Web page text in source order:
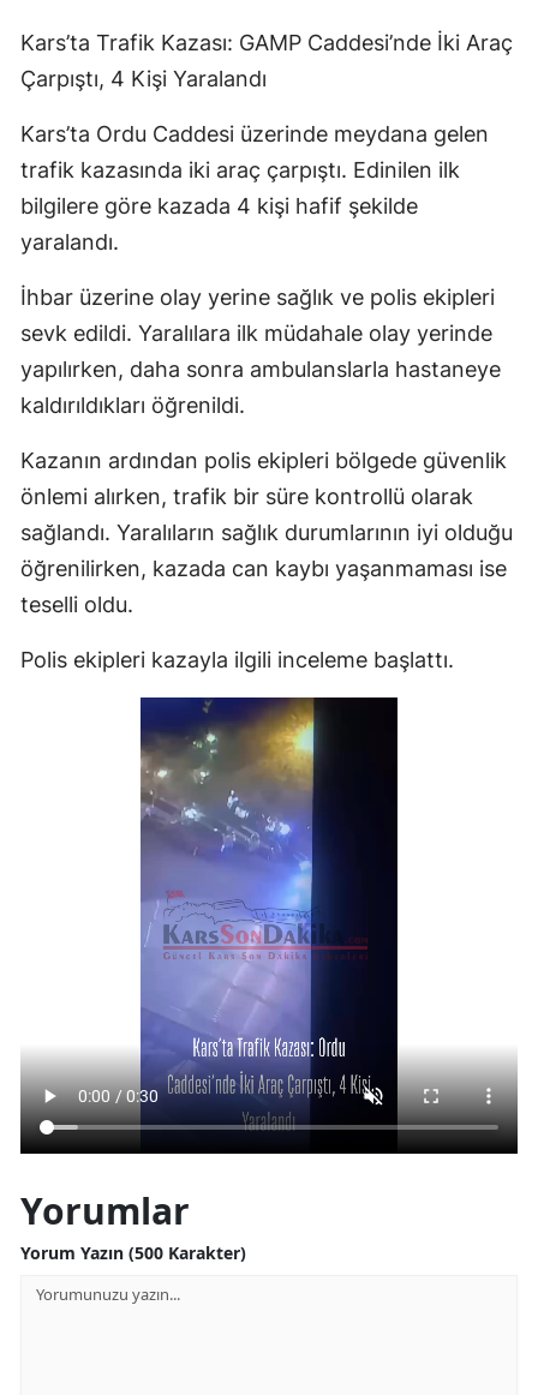
Kars’ta Trafik Kazası: GAMP Caddesi’nde İki Araç
Çarpıştı, 4 Kişi Yaralandı
Kars’ta Ordu Caddesi üzerinde meydana gelen
trafik kazasında iki araç çarpıştı. Edinilen ilk
bilgilere göre kazada 4 kişi hafif şekilde
yaralandı.
İhbar üzerine olay yerine sağlık ve polis ekipleri
sevk edildi. Yaralılara ilk müdahale olay yerinde
yapılırken, daha sonra ambulanslarla hastaneye
kaldırıldıkları öğrenildi.
Kazanın ardından polis ekipleri bölgede güvenlik
önlemi alırken, trafik bir süre kontrollü olarak
sağlandı. Yaralıların sağlık durumlarının iyi olduğu
öğrenilirken, kazada can kaybı yaşanmaması ise
teselli oldu.
Polis ekipleri kazayla ilgili inceleme başlattı.
Yorumlar
Yorum Yazın (500 Karakter)